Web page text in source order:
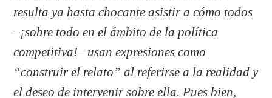
resulta ya hasta chocante asistir a cómo todos
–¡sobre todo en el ámbito de la política
competitiva!– usan expresiones como
“construir el relato” al referirse a la realidad y
el deseo de intervenir sobre ella. Pues bien,